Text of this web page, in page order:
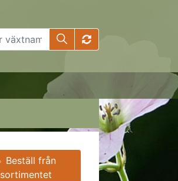
Beställ från
sortimentet